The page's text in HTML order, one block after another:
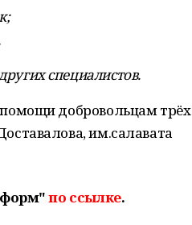
специалистов.
добровольцам трёх
им.салавата
по ссылке.